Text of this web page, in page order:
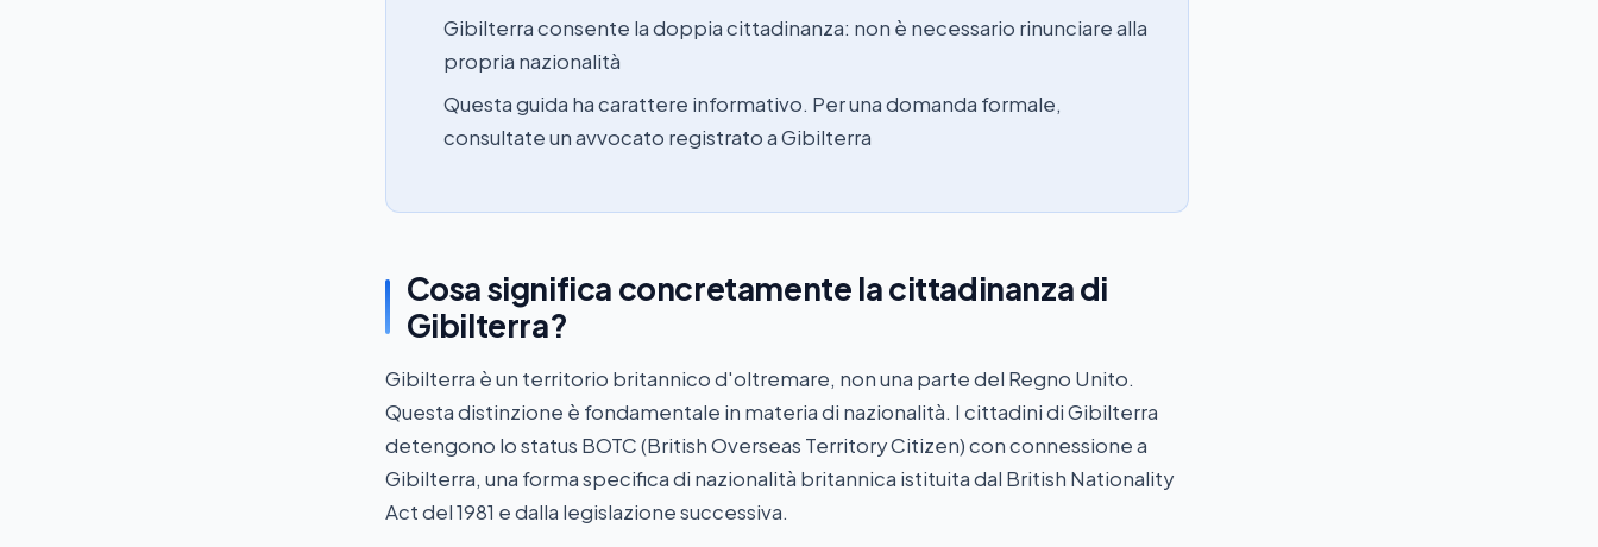
Gibilterra consente la doppia cittadinanza: non è necessario rinunciare alla
propria nazionalità
Questa guida ha carattere informativo. Per una domanda formale,
consultate un avvocato registrato a Gibilterra
Cosa significa concretamente la cittadinanza di
Gibilterra?
Gibilterra è un territorio britannico d'oltremare, non una parte del Regno Unito.
Questa distinzione è fondamentale in materia di nazionalità. I cittadini di Gibilterra
detengono lo status BOTC (British Overseas Territory Citizen) con connessione a
Gibilterra, una forma specifica di nazionalità britannica istituita dal British Nationality
Act del 1981 e dalla legislazione successiva.